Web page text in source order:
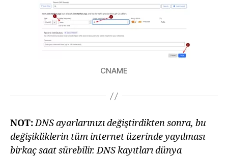
CNAME
NOT:DNS ayarlarınızı değiştirdikten sonra, bu
değişikliklerin tüm internet üzerinde yayılması
birkaç saat sürebilir. DNS kayıtları dünya